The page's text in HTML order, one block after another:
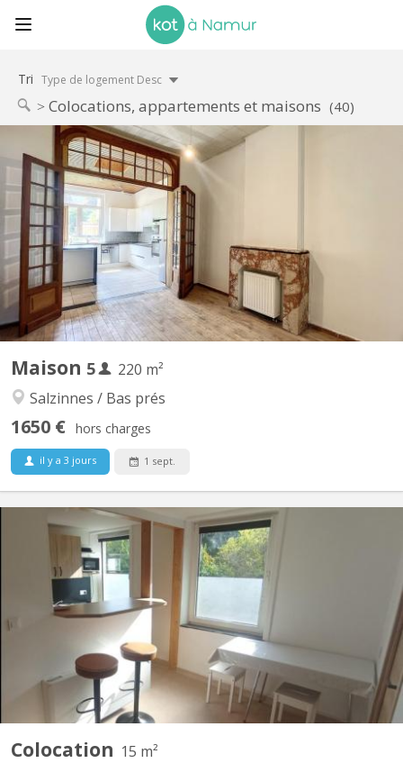
Tri Type de logement Desc
Colocations, appartements et maisons (40)
Maison 5
220 m²
Salzinnes / Bas prés
1650 € hors charges
il y a 3 jours 1 sept.
Colocation de 5 chambres se libère dans une petite rue du centre
de Namur à deux pas du parc Louise-Marie! Le bien se compose
au rez-de-chaussée d'un grand hall d'entrée desservant un salon
indépendant, une salle à manger ouverte sur une lumineuse
cuisine entièrement équipée (frigo, micro-ondes,...
Colocation 15 m²
Chambre meublée dans colocation étudiante, exclusivement
féminine. Bâtiment rénové. Double vitrage. Sur 2 étages, 2
chambres par étage. Au total : 2 wc, 3 éviers, 1 douche, 1 cuisine,
1 espace repas/détente. Places de parking gratuites devant le
logement. Sécurité : Porte entrée blindée,...